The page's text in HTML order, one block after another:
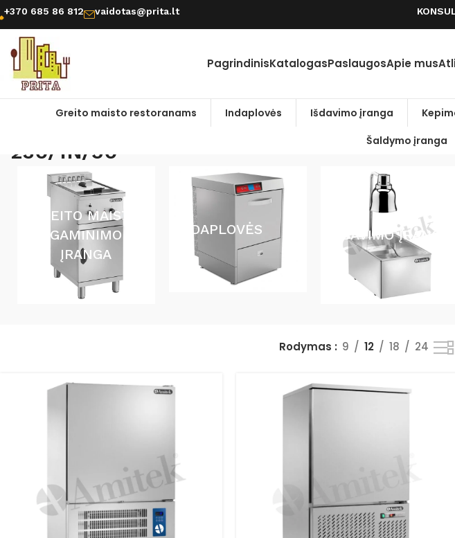
+370 685 86 812 vaidotas@prita.lt
PagrindinisKatalogasPaslaugosApie mus
Greito maisto restoranams Indaplovės Išdavimo įranga
Šaldymo įranga
230/1N/50
GREITO MAISTO
GAMINIMO
ĮRANGA
INDAPLOVĖS IŠDAVIMO ĮRANGA
Rodymas 9 12 18 24